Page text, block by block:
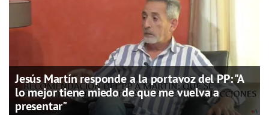
Jesús Martín responde a la portavoz del PP: "A
lo mejor tiene miedo de que me vuelva a
presentar"